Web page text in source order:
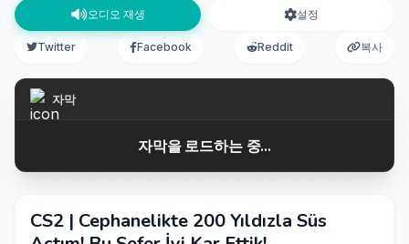
오디오 재생 설정
Twitter Facebook Reddit 복사
자막
자막을 로드하는 중...
CS2 | Cephanelikte 200 Yıldızla Süs